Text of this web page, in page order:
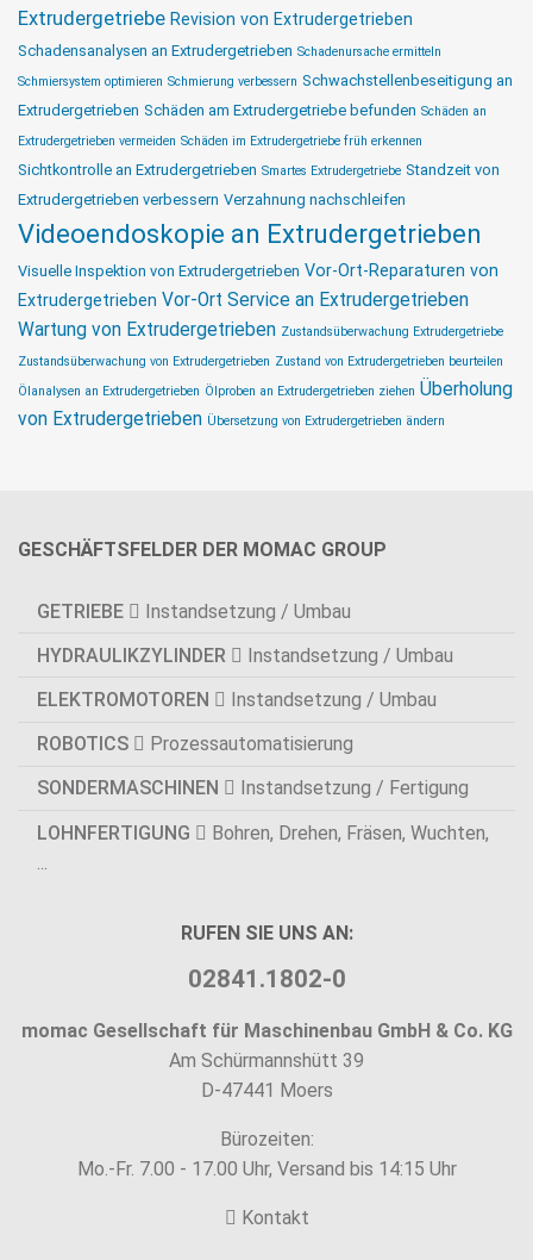
Extrudergetriebe Revision von Extrudergetrieben
Schadensanalysen an Extrudergetrieben Schadenursache ermitteln
Schmiersystem optimieren Schmierung verbessern Schwachstellenbeseitigung an
Extrudergetrieben Schäden am Extrudergetriebe befunden Schäden an
Extrudergetrieben vermeiden Schäden im Extrudergetriebe früh erkennen
Sichtkontrolle an Extrudergetrieben Smartes Extrudergetriebe Standzeit von
Extrudergetrieben verbessern Verzahnung nachschleifen
Videoendoskopie an Extrudergetrieben
Visuelle Inspektion von Extrudergetrieben Vor-Ort-Reparaturen von
Extrudergetrieben Vor-Ort Service an Extrudergetrieben
Wartung von Extrudergetrieben Zustandsüberwachung Extrudergetriebe
Zustandsüberwachung von Extrudergetrieben Zustand von Extrudergetrieben beurteilen
Ölanalysen an Extrudergetrieben Ölproben an Extrudergetrieben ziehen Überholung
von Extrudergetrieben Übersetzung von Extrudergetrieben ändern
GESCHÄFTSFELDER DER MOMAC GROUP
GETRIEBE
Instandsetzung / Umbau
HYDRAULIKZYLINDER
Instandsetzung / Umbau
ELEKTROMOTOREN
Instandsetzung / Umbau
ROBOTICS
Prozessautomatisierung
SONDERMASCHINEN
Instandsetzung / Fertigung
LOHNFERTIGUNG
Bohren, Drehen, Fräsen, Wuchten,
RUFEN SIE UNS AN:
02841.1802-0
momac Gesellschaft für Maschinenbau GmbH & Co. KG
Am Schürmannshütt 39
D-47441 Moers
Bürozeiten:
Mo.-Fr. 7.00 - 17.00 Uhr, Versand bis 14:15 Uhr
Kontakt